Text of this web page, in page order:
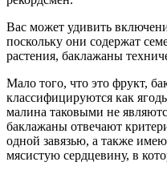
Вас может удивить
поскольку они содержат
растения, баклажаны
Мало того, что это фрукт,
классифицируются как
малина таковыми не
баклажаны отвечают
одной завязью, а также
мясистую сердцевину, в